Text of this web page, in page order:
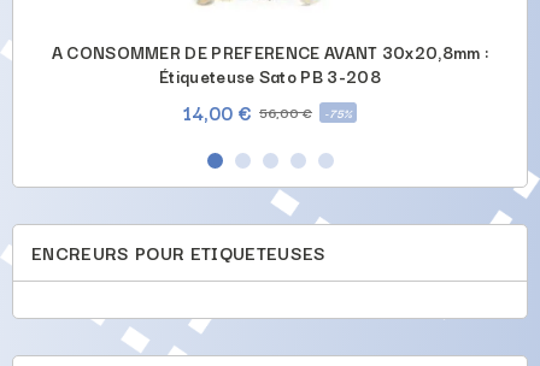
A CONSOMMER DE PREFERENCE AVANT 30x20,8mm :
Étiqueteuse Sato PB 3-208
14,00 € 56,00 € -75%
ENCREURS POUR ETIQUETEUSES